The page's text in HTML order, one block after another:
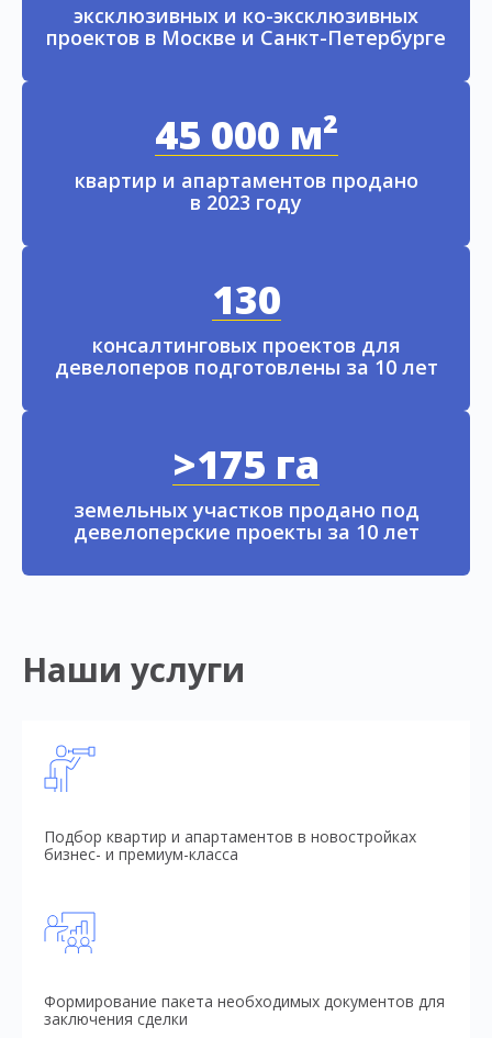
эксклюзивных и ко-эксклюзивных
проектов в Москве и Санкт-Петербурге
45 000 м²
квартир и апартаментов продано
в 2023 году
130
консалтинговых проектов для
девелоперов подготовлены за 10 лет
>175 га
земельных участков продано под
девелоперские проекты за 10 лет
Наши услуги
Подбор квартир и апартаментов в новостройках
бизнес- и премиум-класса
Формирование пакета необходимых документов для
заключения сделки